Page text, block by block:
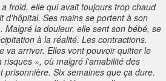
froid, elle qui avait toujours trop chaud
d'hôpital. Ses mains se portent à son
Malgré la douleur, elle sent son bébé, se
à la réalité. Les contractions.
va arriver. Elles vont pouvoir quitter le
», où malgré l'amabilité des
prisonnière. Six semaines que ça dure.